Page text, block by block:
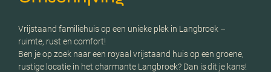
Vrijstaand familiehuis op een unieke plek in Langbroek –
ruimte, rust en comfort!
Ben je op zoek naar een royaal vrijstaand huis op een groene,
rustige locatie in het charmante Langbroek? Dan is dit je kans!